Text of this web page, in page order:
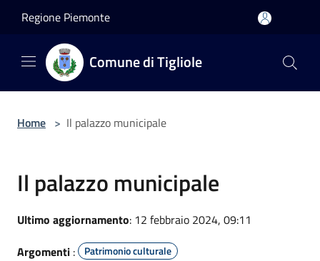
Regione Piemonte
Comune di Tigliole
Home > Il palazzo municipale
Il palazzo municipale
Ultimo aggiornamento: 12 febbraio 2024, 09:11
Argomenti : Patrimonio culturale